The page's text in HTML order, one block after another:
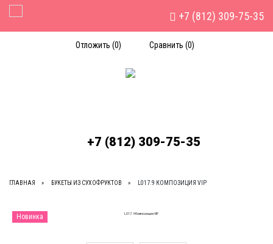
Отложить (0) Сравнить (0)
+7 (812) 309-75-35
+7 (812) 309-75-35
Toggle Navigation
ГЛАВНАЯ БУКЕТЫ ИЗ СУХОФРУКТОВ L017.9 КОМПОЗИЦИЯ VIP
Новинка